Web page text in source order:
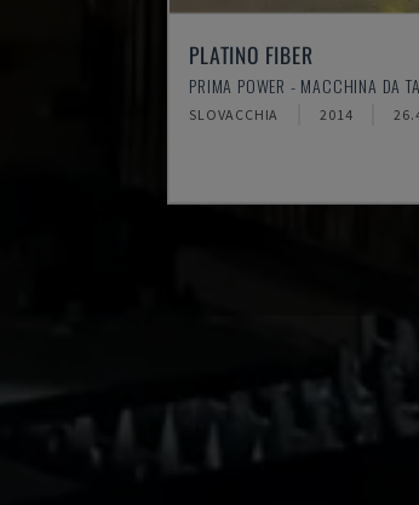
PLATINO FIBER
PRIMA POWER - MACCHINA DA
SLOVACCHIA 2014